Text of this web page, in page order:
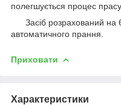
полегшується процес
Засіб розрахований на
автоматичного прання.
Приховати
Характеристики